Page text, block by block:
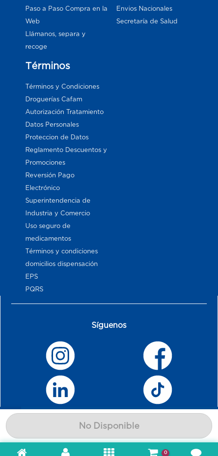
No Disponible
Paso a Paso Compra en la
Web
Llámanos, separa y
recoge
Envios Nacionales
Secretaría de Salud
Términos
Términos y Condiciones
Droguerías Cafam
Autorización Tratamiento
Datos Personales
Proteccion de Datos
Reglamento Descuentos y
Promociones
Reversión Pago
Electrónico
Superintendencia de
Industria y Comercio
Uso seguro de
medicamentos
Términos y condiciones
domicilios dispensación
EPS
PQRS
Síguenos
0